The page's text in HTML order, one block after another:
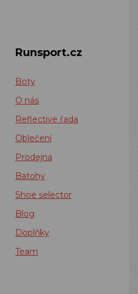
Runsport.cz
Boty
O nás
Reflective řada
Oblečení
Prodejna
Batohy
Shoe selector
Blog
Doplňky
Team